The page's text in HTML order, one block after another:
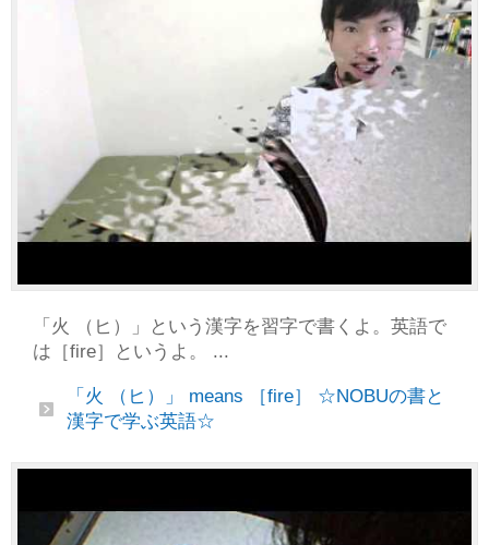
「火 （ヒ）」という漢字を習字で書くよ。英語で
は［fire］というよ。 ...
「火 （ヒ）」 means ［fire］ ☆NOBUの書と
漢字で学ぶ英語☆